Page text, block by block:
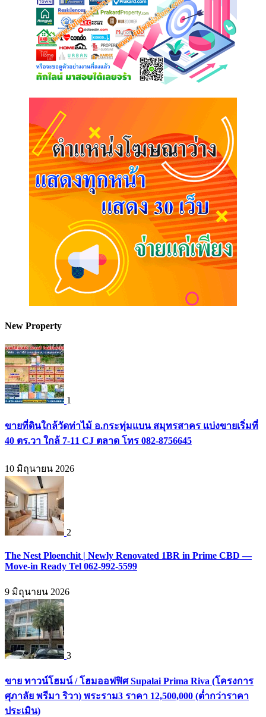
New Property
1
ขายที่ดินใกล้วัดท่าไม้ อ.กระทุ่มแบน สมุทรสาคร แบ่งขายเริ่มที่
40 ตร.วา ใกล้ 7-11 CJ ตลาด โทร 082-8756645
10 มิถุนายน 2026
2
The Nest Ploenchit | Newly Renovated 1BR in Prime CBD —
Move-in Ready Tel 062-992-5599
9 มิถุนายน 2026
3
ขาย ทาวน์โฮมน์ / โฮมออฟฟิศ Supalai Prima Riva (โครงการ
ศุภาลัย พรีมา ริวา) พระราม3 ราคา 12,500,000 (ต่ำกว่าราคา
ประเมิน)